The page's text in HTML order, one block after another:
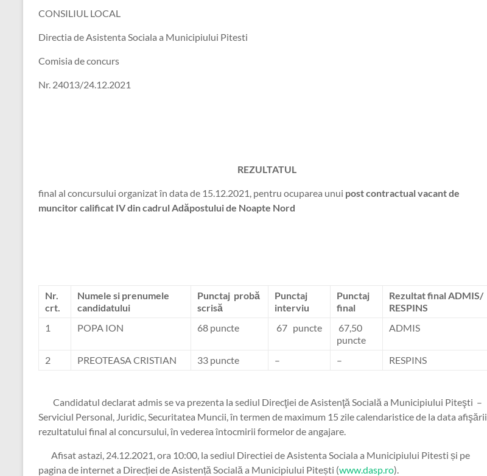
CONSILIUL LOCAL
Directia de Asistenta Sociala a Municipiului Pitesti
Comisia de concurs
Nr. 24013/24.12.2021
REZULTATUL
final al concursului organizat în data de 15.12.2021, pentru ocuparea unui post contractual vacant de
muncitor calificat IV din cadrul Adăpostului de Noapte Nord
Nr.
crt.
Numele si prenumele
candidatului
Punctaj probă
scrisă
Punctaj
interviu
Punctaj
final
Rezultat finalADMIS/
RESPINS
1
POPA ION 68 puncte 67 puncte
67,50
puncte
ADMIS
2 PREOTEASA CRISTIAN 33 puncte – – RESPINS
Candidatul declarat admis se va prezenta la sediul Direcţiei de Asistenţă Socială a Municipiului Piteşti –
Serviciul Personal, Juridic, Securitatea Muncii, în termen de maximum 15 zile calendaristice de la data afişării
rezultatului final al concursului, în vederea întocmirii formelor de angajare.
Afisat astazi, 24.12.2021, ora 10:00, la sediul Directiei de Asistenta Sociala a Municipiului Pitesti și pe
pagina de internet a Direcției de Asistență Socială a Municipiului Pitești (www.dasp.ro).